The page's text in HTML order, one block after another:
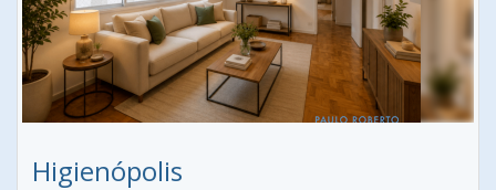
Higienópolis